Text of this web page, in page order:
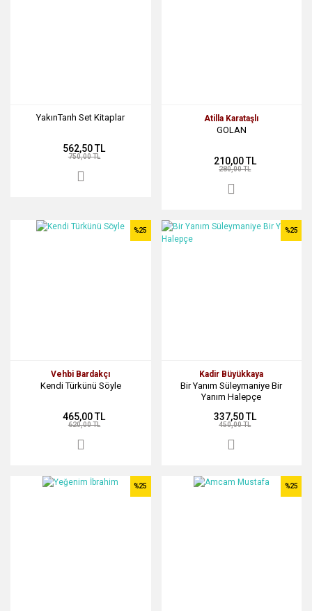
YakınTarıh Set Kitaplar
562,50 TL
750,00 TL
Atilla Karataşlı
GOLAN
210,00 TL
280,00 TL
Vehbi Bardakçı
Kendi Türkünü Söyle
%25
465,00 TL
620,00 TL
Kadir Büyükkaya
Bir Yanım Süleymaniye Bir
Yanım Halepçe
%25
337,50 TL
450,00 TL
%25 %25